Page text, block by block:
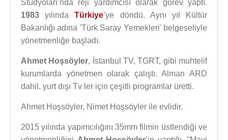
Stüdyoları’nda reji yardımcısı olarak görev yaptı.
1983 yılındaTürkiye’ye döndü. Aynı yıl Kültür
Bakanlığı adına 'Türk Saray Yemekleri' belgeseliyle
yönetmenliğe başladı.
Ahmet Hoşsöyler, İstanbul TV, TGRT, gibi muhtelif
kurumlarda yönetmen olarak çalıştı. Alman ARD
dahil, yurt dışı Tv ler için çeşitli programlar üretti.
Ahmet Hoşsöyler, Nimet Hoşsöyler ile evlidir.
2015 yılında yapımcılığını 35mm filmin üstlendiği ve